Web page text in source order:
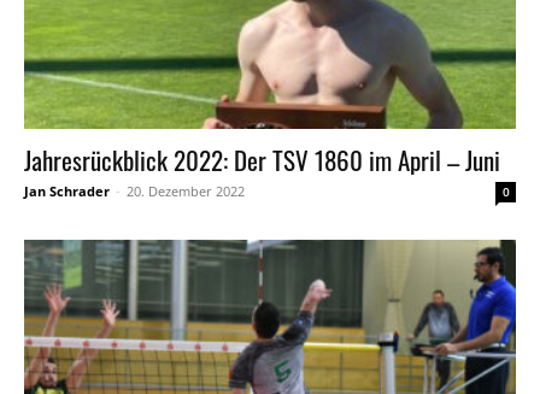
Jahresrückblick 2022: Der TSV 1860 im April – Juni
Jan Schrader - 20. Dezember 2022 0